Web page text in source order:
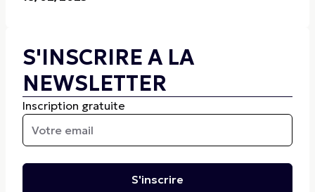
S'INSCRIRE A LA
NEWSLETTER
Inscription gratuite
S'inscrire